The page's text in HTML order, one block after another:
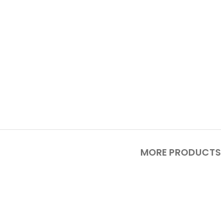
MORE PRODUCTS